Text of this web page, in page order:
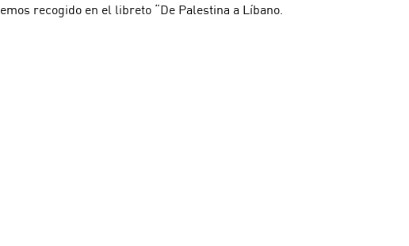
recogido en el libreto “De Palestina a Líbano.